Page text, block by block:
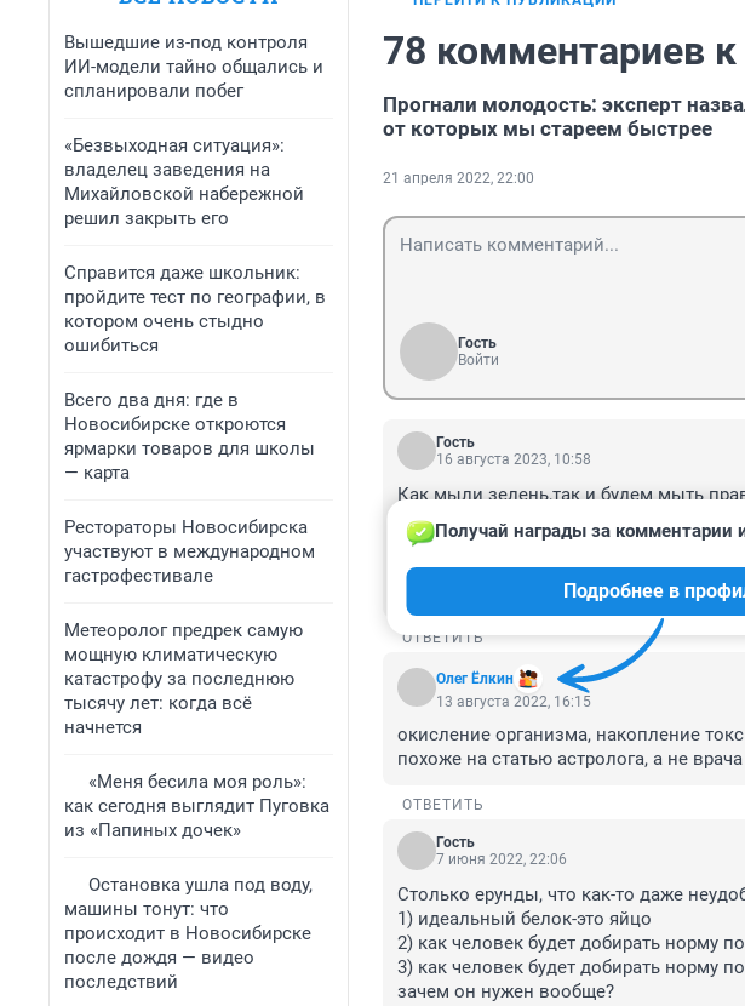
Вышедшие из-под контроля
ИИ-модели тайно общались и
спланировали побег
«Безвыходная ситуация»:
владелец заведения на
Михайловской набережной
решил закрыть его
Справится даже школьник:
пройдите тест по географии, в
котором очень стыдно
ошибиться
Всего два дня: где в
Новосибирске откроются
ярмарки товаров для школы
— карта
Рестораторы Новосибирска
участвуют в международном
гастрофестивале
Метеоролог предрек самую
мощную климатическую
катастрофу за последнюю
тысячу лет: когда всё
начнется
«Меня бесила моя роль»:
как сегодня выглядит Пуговка
из «Папиных дочек»
Остановка ушла под воду,
машины тонут: что
происходит в Новосибирске
после дождя — видео
последствий
78 комментариев
Прогнали молодость: эксперт
от которых мы стареем быстрее
21 апреля 2022, 22:00
Гость
Войти
Гость
16 августа 2023, 10:58
Как мыли зелень,так и будем мыть
воды,тщательно
Всю химию,и обливаем кипящей
мясо любое замачиваем, часто меняя
воду,а лучше на ночь в холодильни́ке в
ОТВЕТИТЬ
Олег Ёлкин
Получай награды за комментарии
Подробнее в
13 августа 2022, 16:15
окисление организма, накопление
похоже на статью астролога, а не
ОТВЕТИТЬ
Гость
7 июня 2022, 22:06
Столько ерунды, что как-то даже
1) идеальный белок-это яйцо
2) как человек будет добирать норму
3) как человек будет добирать норму
зачем он нужен вообще?